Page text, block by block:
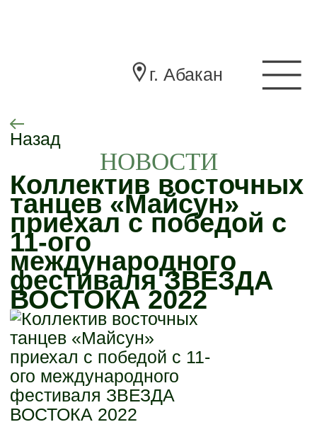
г. Абакан
Назад
НОВОСТИ
Коллектив восточных
танцев «Майсун»
приехал с победой с
11-ого
международного
фестиваля ЗВЕЗДА
ВОСТОКА 2022